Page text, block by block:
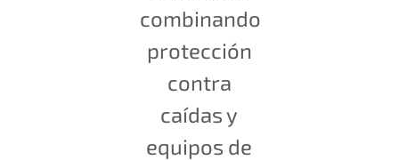
combinando
protección
contra
caídas y
equipos de